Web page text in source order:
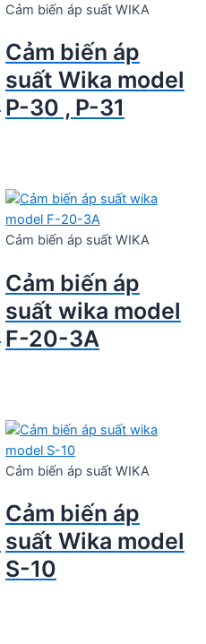
Cảm biến áp suất WIKA
Cảm biến áp
suất Wika model
P-30 , P-31
Cảm biến áp suất WIKA
Cảm biến áp
suất wika model
F-20-3A
Cảm biến áp suất WIKA
Cảm biến áp
suất Wika model
S-10